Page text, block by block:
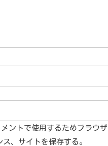
ントで使用するためブラウザ
ス、サイトを保存する。